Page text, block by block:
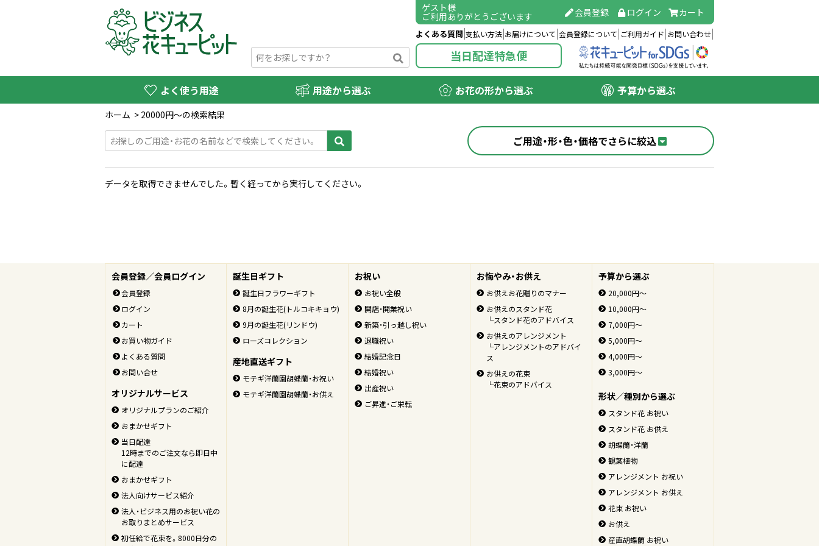
ゲスト様
ご利用ありがとうございます 会員登録 ログイン カート
よくある質問 支払い方法 お届けについて 会員登録について ご利用ガイド お問い合わせ
当日配達特急便
よく使う用途 用途から選ぶ お花の形から選ぶ 予算から選ぶ
ホーム > 20000円〜の検索結果
ご用途・形・色・価格でさらに絞込
データを取得できませんでした。暫く経ってから実行してください。
会員登録／会員ログイン
会員登録
ログイン
カート
お買い物ガイド
よくある質問
お問い合せ
オリジナルサービス
オリジナルプランのご紹介
おまかせギフト
当日配達
12時までのご注文なら即日中
に配達
おまかせギフト
法人向けサービス紹介
法人・ビジネス用のお祝い花の
お取りまとめサービス
初任給で花束を。8000日分の
誕生日ギフト
誕生日フラワーギフト
8月の誕生花(トルコキキョウ)
9月の誕生花(リンドウ)
ローズコレクション
産地直送ギフト
モテギ洋蘭園胡蝶蘭・お祝い
モテギ洋蘭園胡蝶蘭・お供え
お祝い
お祝い全般
開店・開業祝い
新築・引っ越し祝い
退職祝い
結婚記念日
結婚祝い
出産祝い
ご昇進・ご栄転
お悔やみ・お供え
お供えお花贈りのマナー
お供えのスタンド花
└スタンド花のアドバイス
お供えのアレンジメント
└アレンジメントのアドバイ
ス
お供えの花束
└花束のアドバイス
予算から選ぶ
20,000円～
10,000円～
7,000円～
5,000円～
4,000円～
3,000円～
形状／種別から選ぶ
スタンド花 お祝い
スタンド花 お供え
胡蝶蘭・洋蘭
観葉植物
アレンジメント お祝い
アレンジメント お供え
花束 お祝い
お供え
産直胡蝶蘭 お祝い